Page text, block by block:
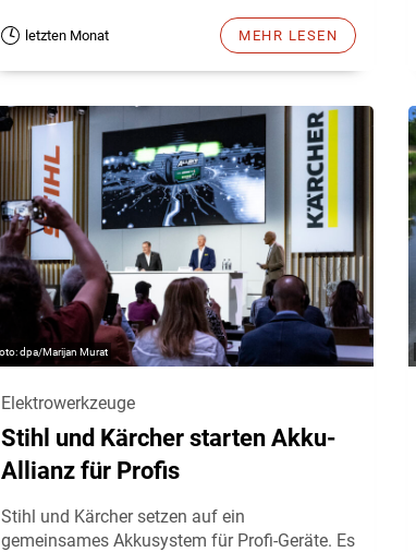
letzten Monat MEHR LESEN
dpa/Marijan Murat
Elektrowerkzeuge
Stihl und Kärcher starten Akku-
Allianz für Profis
Stihl und Kärcher setzen auf ein
gemeinsames Akkusystem für Profi-Geräte. Es